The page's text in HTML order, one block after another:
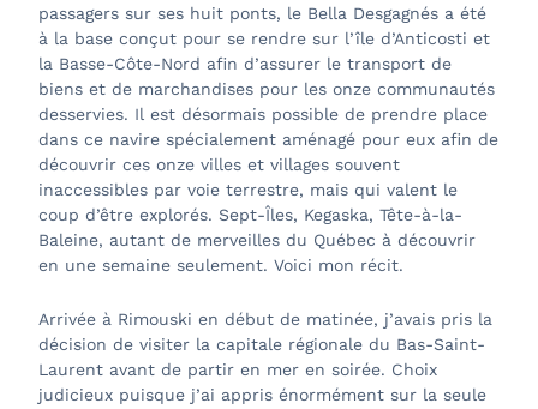
passagers sur ses huit ponts, le Bella Desgagnés a été
à la base conçut pour se rendre sur l’île d’Anticosti et
la Basse-Côte-Nord afin d’assurer le transport de
biens et de marchandises pour les onze communautés
desservies. Il est désormais possible de prendre place
dans ce navire spécialement aménagé pour eux afin de
découvrir ces onze villes et villages souvent
inaccessibles par voie terrestre, mais qui valent le
coup d’être explorés. Sept-Îles, Kegaska, Tête-à-la-
Baleine, autant de merveilles du Québec à découvrir
en une semaine seulement. Voici mon récit.
Arrivée à Rimouski en début de matinée, j’avais pris la
décision de visiter la capitale régionale du Bas-Saint-
Laurent avant de partir en mer en soirée. Choix
judicieux puisque j’ai appris énormément sur la seule